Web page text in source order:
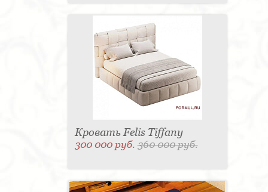
Кровать Felis Tiffany
300 000 руб.360 000 руб.